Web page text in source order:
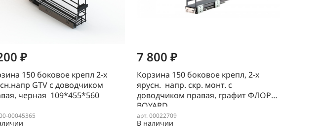
₽
150 боковое крепл 2-х
GTV с доводчиком
черная 109*455*560
00045365
7 800 ₽
Корзина 150 боковое крепл, 2-х
ярусн. напр. скр. монт. с
доводчиком правая, графит ФЛОРА
BOYARD
арт. 00022709
В наличии